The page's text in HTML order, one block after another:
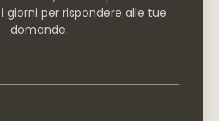
giorni per rispondere alle tue
domande.